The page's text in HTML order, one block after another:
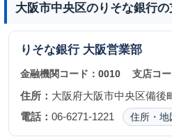
大阪市中央区のりそな銀行
りそな銀行 大阪営業部
金融機関コード： 0010 支店コ
住所： 大阪府大阪市中央区備後
電話： 06-6271-1221 住所・地